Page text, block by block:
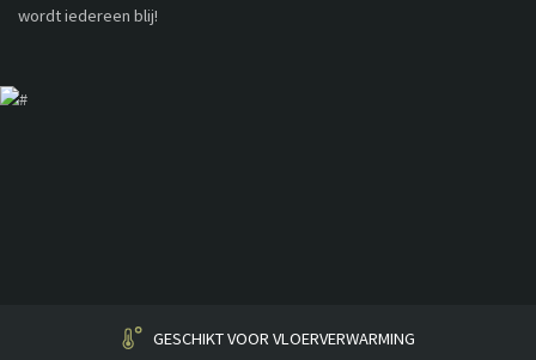
wordt iedereen blij!
HUISGEMAAKT